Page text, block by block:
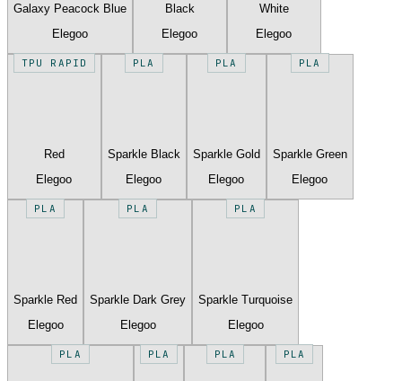
Galaxy Peacock Blue
Elegoo
Black
Elegoo
White
Elegoo
TPU RAPID
Red
Elegoo
PLA
Sparkle Black
Elegoo
PLA
Sparkle Gold
Elegoo
PLA
Sparkle Green
Elegoo
PLA
Sparkle Red
Elegoo
PLA
Sparkle Dark Grey
Elegoo
PLA
Sparkle Turquoise
Elegoo
PLA PLA PLA PLA